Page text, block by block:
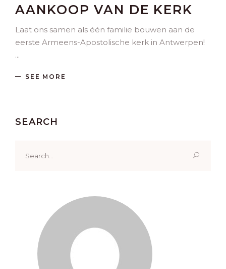
AANKOOP VAN DE KERK
Laat ons samen als één familie bouwen aan de
eerste Armeens-Apostolische kerk in Antwerpen!
SEE MORE
SEARCH
for: